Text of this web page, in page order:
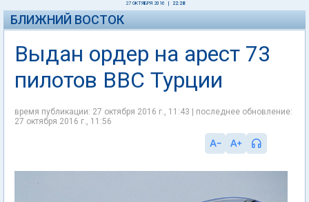
27 ОКТЯБРЯ 2016 22:28
БЛИЖНИЙ ВОСТОК
Выдан ордер на арест 73
пилотов ВВС Турции
время публикации: 27 октября 2016 г., 11:43 | последнее обновление:
27 октября 2016 г., 11:56